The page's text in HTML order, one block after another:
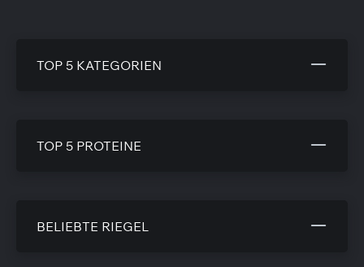
TOP 5 KATEGORIEN
TOP 5 PROTEINE
BELIEBTE RIEGEL